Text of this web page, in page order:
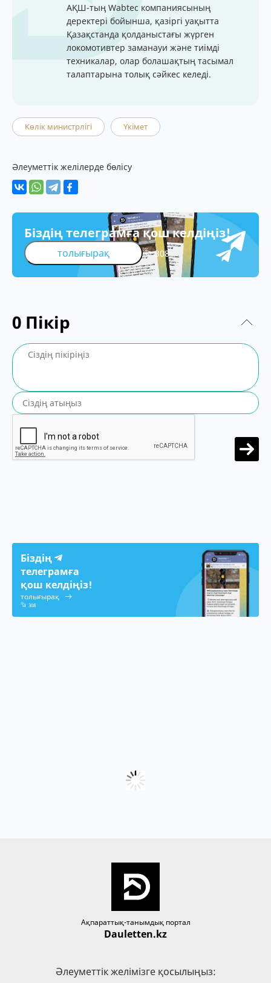
АҚШ-тың Wabtec компаниясының
деректері бойынша, қазіргі уақытта
Қазақстанда қолданыстағы жүрген
локомотивтер заманауи және тиімді
техникалар, олар болашақтың тасымал
талаптарына толық сәйкес келеді.
Көлік министрлігі Үкімет
Әлеуметтік желілерде бөлісу
Біздің телеграмға қош келдіңіз!
толығырақ 308
0 Пікір
Біздің
телеграмға
қош келдіңіз!
толығырақ
308
Ақпараттық-танымдық портал
Dauletten.kz
Әлеуметтік желімізге қосылыңыз: